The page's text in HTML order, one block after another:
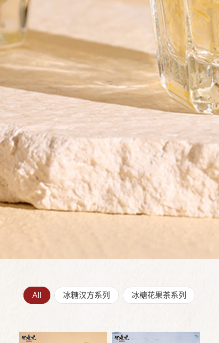
All 冰糖汉方系列 冰糖花果茶系列